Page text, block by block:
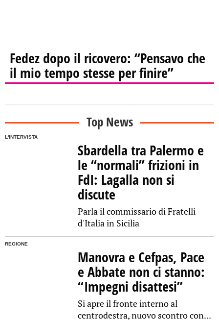
Fedez dopo il ricovero: “Pensavo che
il mio tempo stesse per finire”
Top News
L'INTERVISTA
Sbardella tra Palermo e
le “normali” frizioni in
FdI: Lagalla non si
discute
Parla il commissario di Fratelli
d'Italia in Sicilia
REGIONE
Manovra e Cefpas, Pace
e Abbate non ci stanno:
“Impegni disattesi”
Si apre il fronte interno al
centrodestra, nuovo scontro con...